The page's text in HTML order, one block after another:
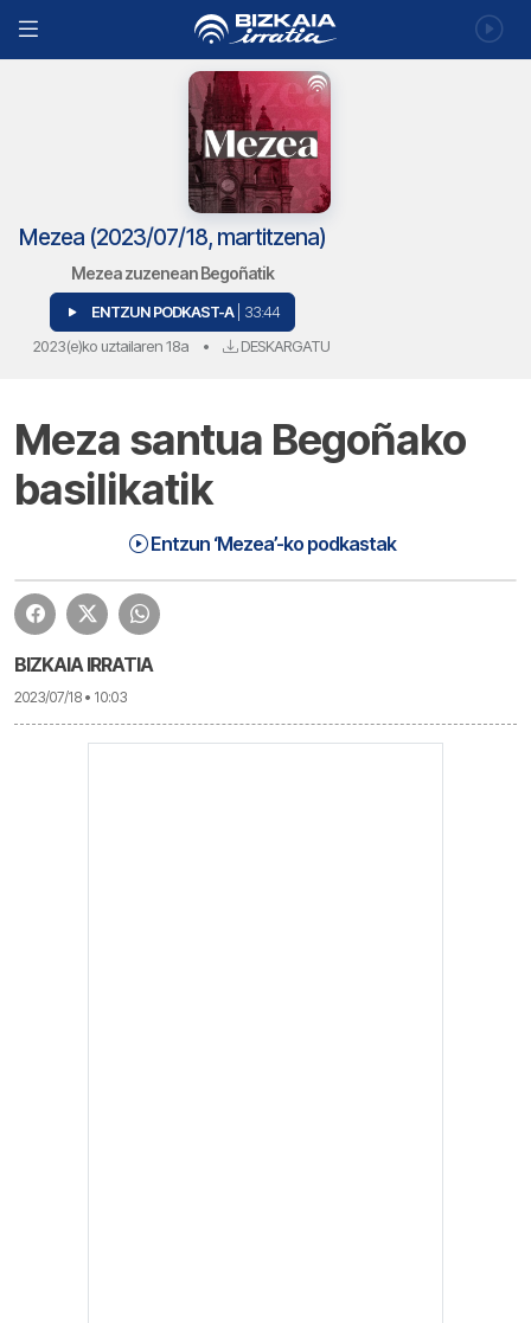
Mezea (2023/07/18, martitzena)
Mezea zuzenean Begoñatik
ENTZUN PODKAST-A | 33:44
2023(e)ko uztailaren 18a • DESKARGATU
Meza santua Begoñako
basilikatik
Entzun ‘Mezea’-ko podkastak
Mezea (2023/07/18, martitzena) | Mezea
BIZKAIA IRRATIA
2023/07/18 • 10:03